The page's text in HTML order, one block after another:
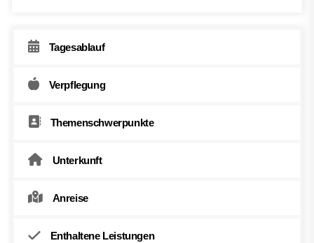
Tagesablauf
Verpflegung
Themenschwerpunkte
Unterkunft
Anreise
Enthaltene Leistungen